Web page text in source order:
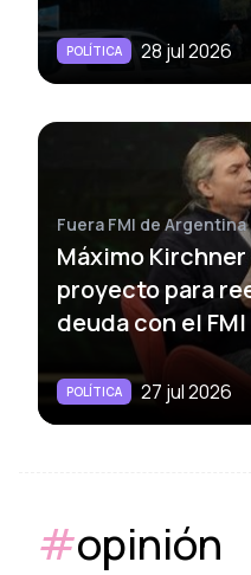
POLÍTICA 28 jul 2026
Fuera FMI de Argentina
Máximo
proyecto para
deuda con el FMI
POLÍTICA 27 jul 2026
#opinión